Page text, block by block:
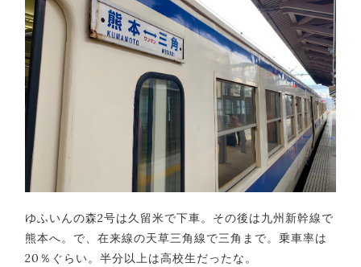
ゆふいんの森2号は久留米で下車。その後は九州新幹線で
熊本へ。で、在来線の天草三角線で三角まで。乗車率は
20％ぐらい。半分以上は高校生だったな。